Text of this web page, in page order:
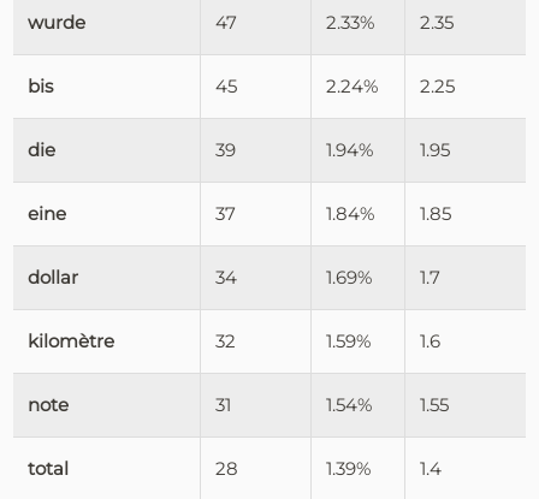
wurde 47 2.33% 2.35
bis 45 2.24% 2.25
die 39 1.94% 1.95
eine 37 1.84% 1.85
dollar 34 1.69% 1.7
kilomètre 32 1.59% 1.6
note 31 1.54% 1.55
total 28 1.39% 1.4